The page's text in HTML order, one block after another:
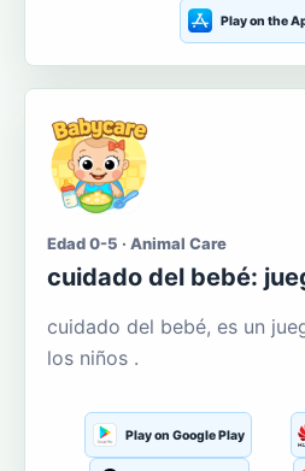
Play on the
Edad 0-5 · Animal Care
cuidado del bebé:
cuidado del bebé, es un
los niños .
Play on Google Play